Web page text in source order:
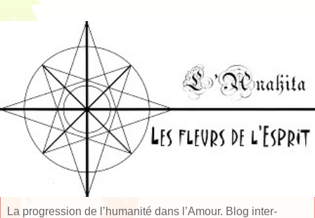
La progression de l’humanité dans l’Amour. Blog inter-